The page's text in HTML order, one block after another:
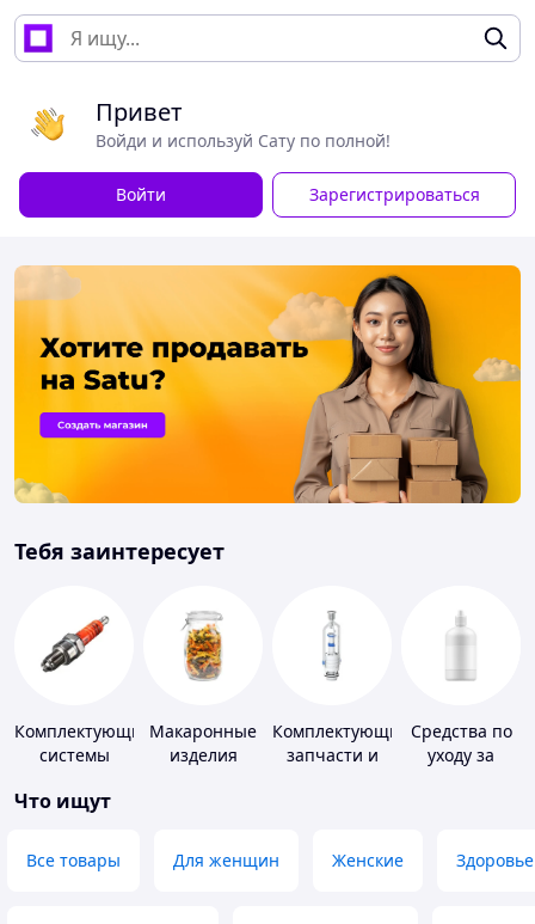
Привет
Войди и используй Сату по полной!
Войти Зарегистрироваться
Тебя заинтересует
Комплектующие
системы
Макаронные
изделия
Комплектующие,
запчасти и
сантехники
Средства по
уходу за
Что ищут
Все товары Для женщин Женские Здоровье